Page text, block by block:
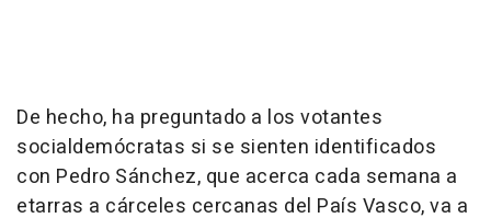
De hecho, ha preguntado a los votantes
socialdemócratas si se sienten identificados
con Pedro Sánchez, que acerca cada semana a
etarras a cárceles cercanas del País Vasco, va a